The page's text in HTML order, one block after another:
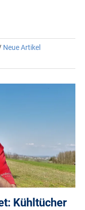
Neue Artikel
Kühltücher